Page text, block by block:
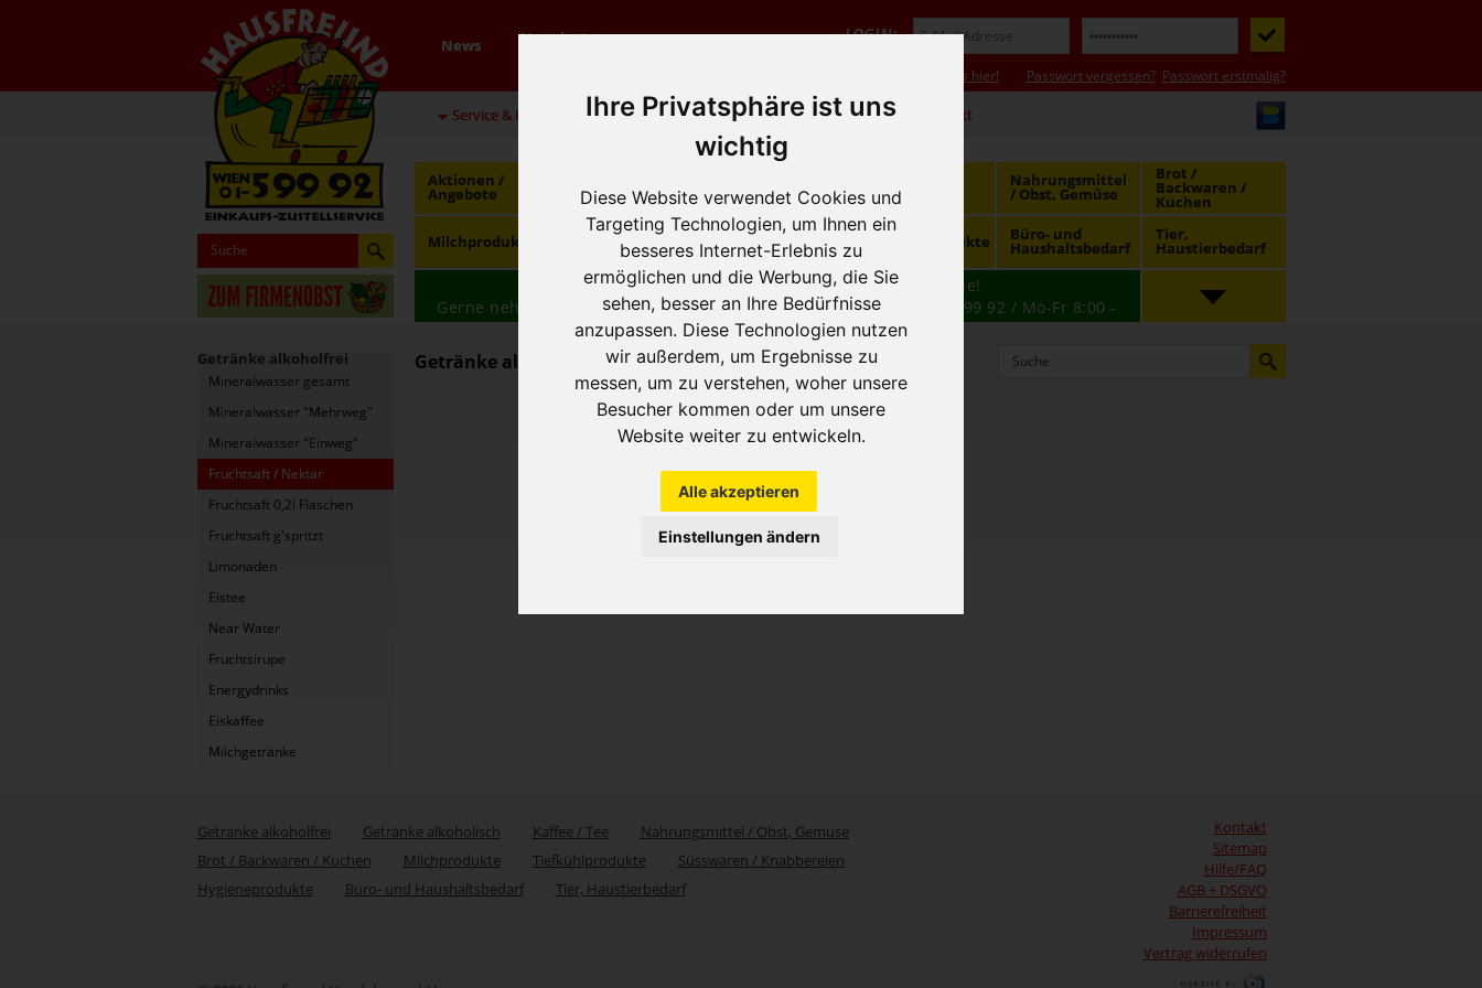
Ihre Privatsphäre ist uns
wichtig
Diese Website verwendet Cookies und
Targeting Technologien, um Ihnen ein
besseres Internet-Erlebnis zu
ermöglichen und die Werbung, die Sie
sehen, besser an Ihre Bedürfnisse
anzupassen. Diese Technologien nutzen
wir außerdem, um Ergebnisse zu
messen, um zu verstehen, woher unsere
Besucher kommen oder um unsere
Website weiter zu entwickeln.
Alle akzeptieren
Einstellungen ändern
News Newsletter LOGIN:
Neukunde? Infos hier! Passwort vergessen? Passwort erstmalig?
Service & Infos 01 / 599 92 office@hausfreund.at Kontakt
Aktionen /
Angebote alkoholfrei alkoholisch Kaffee / Tee Nahrungsmittel
/ Obst, Gemüse
Brot /
Backwaren /
Kuchen
Milchprodukte
Tiefkühlprodukte Süsswaren /
Knabbereien Hygieneprodukte Büro- und
Haushaltsbedarf
Tier,
Haustierbedarf
Wir haben freie und zeitnahe Liefertermine für Sie!
Gerne nehmen wir IhreBESTELLUNGauch TELEFONISCH
auf: 01 599 92 / Mo-Fr 8:00 -
16:30
Getränke alkoholfrei
Mineralwasser gesamt
Mineralwasser "Mehrweg"
Mineralwasser "Einweg"
Fruchtsaft / Nektar
Fruchtsaft 0,2l Flaschen
Fruchtsaft g'spritzt
Limonaden
Eistee
Near Water
Fruchtsirupe
Energydrinks
Eiskaffee
Milchgetränke
Getränke alkoholfrei - Fruchtsaft / Nektar
Getränke alkoholfrei Getränke alkoholisch Kaffee / Tee
Nahrungsmittel / Obst, Gemüse
Brot / Backwaren / Kuchen
Milchprodukte Tiefkühlprodukte
Süsswaren / Knabbereien
Hygieneprodukte
Büro- und Haushaltsbedarf Tier, Haustierbedarf
Kontakt
Sitemap
Hilfe/FAQ
AGB + DSGVO
Barrierefreiheit
Impressum
Vertrag widerrufen